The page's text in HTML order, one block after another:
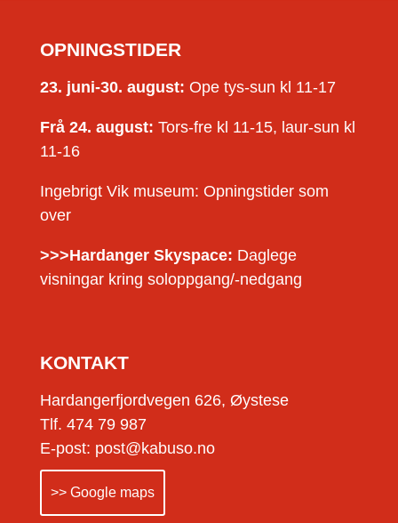
OPNINGSTIDER
23. juni-30. august: Ope tys-sun kl 11-17
Frå 24. august: Tors-fre kl 11-15, laur-sun kl
11-16
Ingebrigt Vik museum: Opningstider som
over
>>>Hardanger Skyspace: Daglege
visningar kring soloppgang/-nedgang
KONTAKT
Hardangerfjordvegen 626, Øystese
Tlf. 474 79 987
E-post: post@kabuso.no
>> Google maps